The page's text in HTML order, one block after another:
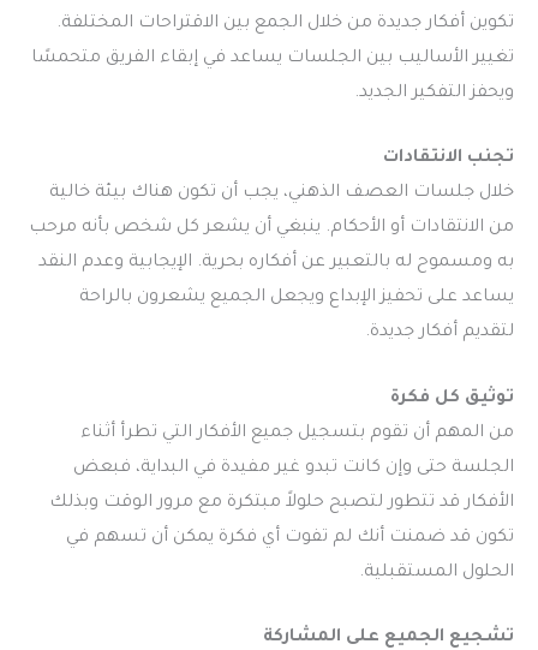
تكوين أفكار جديدة من خلال الجمع بين الاقتراحات المختلفة.
تغيير الأساليب بين الجلسات يساعد في إبقاء الفريق متحمسًا
ويحفز التفكير الجديد.
تجنب الانتقادات
خلال جلسات العصف الذهني، يجب أن تكون هناك بيئة خالية
من الانتقادات أو الأحكام. ينبغي أن يشعر كل شخص بأنه مرحب
به ومسموح له بالتعبير عن أفكاره بحرية. الإيجابية وعدم النقد
يساعد على تحفيز الإبداع ويجعل الجميع يشعرون بالراحة
لتقديم أفكار جديدة.
توثيق كل فكرة
من المهم أن تقوم بتسجيل جميع الأفكار التي تطرأ أثناء
الجلسة حتى وإن كانت تبدو غير مفيدة في البداية، فبعض
الأفكار قد تتطور لتصبح حلولاً مبتكرة مع مرور الوقت وبذلك
تكون قد ضمنت أنك لم تفوت أي فكرة يمكن أن تسهم في
الحلول المستقبلية.
تشجيع الجميع على المشاركة